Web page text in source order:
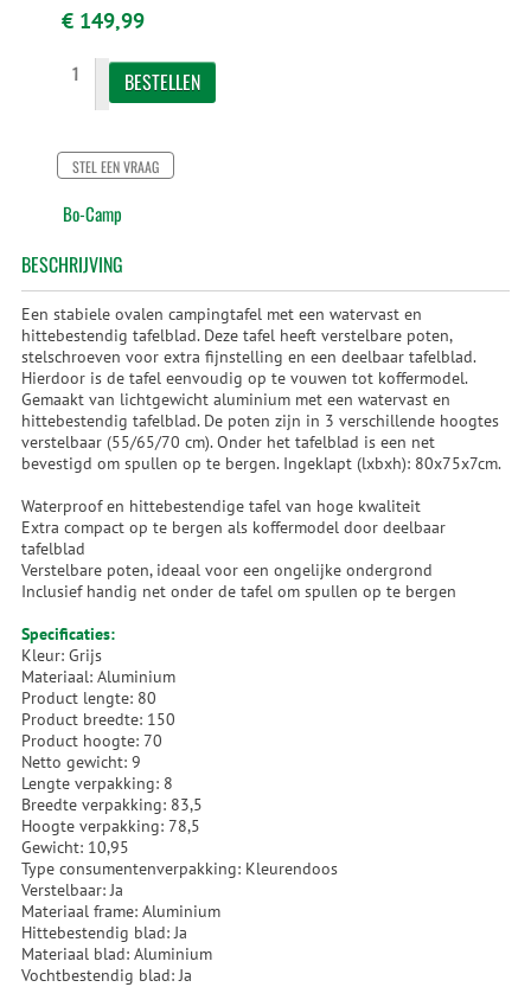
€ 149,99
STEL EEN VRAAG
Bo-Camp
BESCHRIJVING
Een stabiele ovalen campingtafel met een watervast en
hittebestendig tafelblad. Deze tafel heeft verstelbare poten,
stelschroeven voor extra fijnstelling en een deelbaar tafelblad.
Hierdoor is de tafel eenvoudig op te vouwen tot koffermodel.
Gemaakt van lichtgewicht aluminium met een watervast en
hittebestendig tafelblad. De poten zijn in 3 verschillende hoogtes
verstelbaar (55/65/70 cm). Onder het tafelblad is een net
bevestigd om spullen op te bergen. Ingeklapt (lxbxh): 80x75x7cm.
Waterproof en hittebestendige tafel van hoge kwaliteit
Extra compact op te bergen als koffermodel door deelbaar
tafelblad
Verstelbare poten, ideaal voor een ongelijke ondergrond
Inclusief handig net onder de tafel om spullen op te bergen
Specificaties:
Kleur: Grijs
Materiaal: Aluminium
Product lengte: 80
Product breedte: 150
Product hoogte: 70
Netto gewicht: 9
Lengte verpakking: 8
Breedte verpakking: 83,5
Hoogte verpakking: 78,5
Gewicht: 10,95
Type consumentenverpakking: Kleurendoos
Verstelbaar: Ja
Materiaal frame: Aluminium
Hittebestendig blad: Ja
Materiaal blad: Aluminium
Vochtbestendig blad: Ja